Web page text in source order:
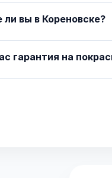
вы в Кореновске?
гарантия на